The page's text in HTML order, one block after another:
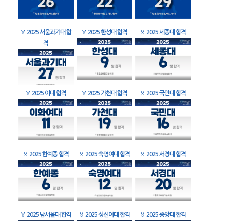
🏅 2025 서울과기대 합
격
🏅 2025 한성대 합격 🏅 2025 세종대 합격
🏅 2025 이대 합격 🏅 2025 가천대 합격 🏅 2025 국민대 합격
🏅 2025 한예종 합격 🏅 2025 숙명여대 합격 🏅 2025 서경대 합격
🏅 2025 남서울대 합격 🏅 2025 성신여대 합격 🏅 2025 중앙대 합격